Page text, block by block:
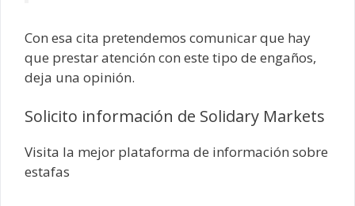
Con esa cita pretendemos comunicar que hay
que prestar atención con este tipo de engaños,
deja una opinión.
Solicito información de Solidary Markets
Visita la mejor plataforma de información sobre
estafas